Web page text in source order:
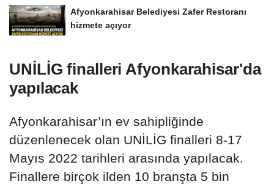
Afyonkarahisar Belediyesi Zafer Restoranı
hizmete açıyor
UNİLİG finalleri Afyonkarahisar'da
yapılacak
Afyonkarahisar’ın ev sahipliğinde
düzenlenecek olan UNİLİG finalleri 8-17
Mayıs 2022 tarihleri arasında yapılacak.
Finallere birçok ilden 10 branşta 5 bin